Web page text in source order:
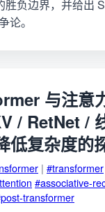
胜负边界，并给出
论。
与注意
/ RetNet /
低复杂度的
| #transformer
#associative-
transformer